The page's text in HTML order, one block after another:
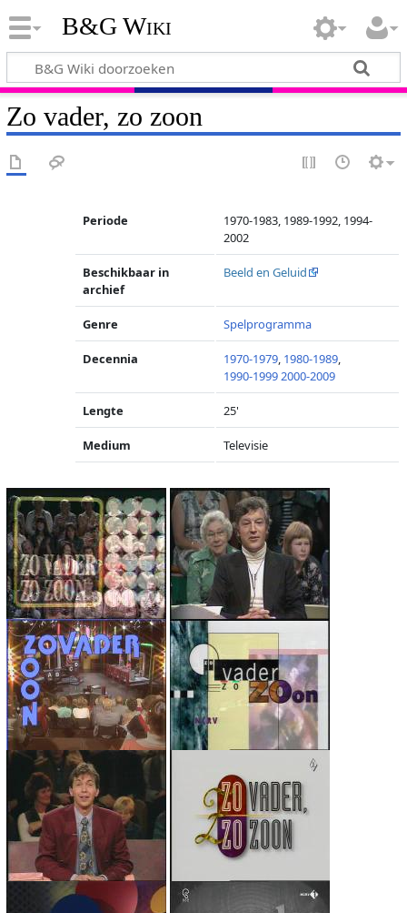
B&G Wiki
Zo vader, zo zoon
Periode
1970-1983, 1989-1992, 1994-
2002
Beschikbaar in
archief
Beeld en Geluid
Genre Spelprogramma
Decennia 1970-1979, 1980-1989,
1990-19992000-2009
Lengte 25'
Medium Televisie